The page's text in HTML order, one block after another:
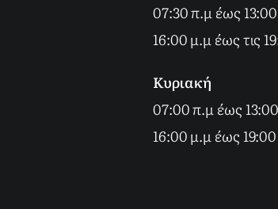
07:30 π.μ έως
16:00 μ.μ έως τις
Κυριακή
07:00 π.μ έως
16:00 μ.μ έως